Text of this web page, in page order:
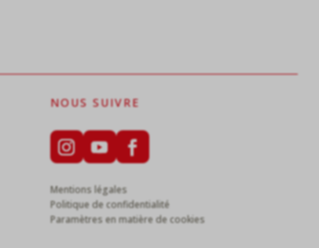
NOUS SUIVRE
Mentions légales
Politique de confidentialité
Paramètres en matière de cookies